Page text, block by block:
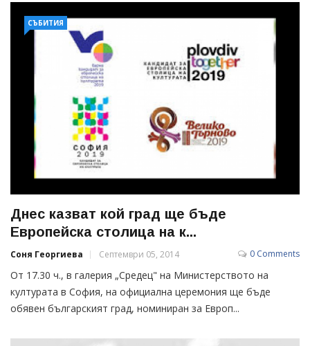
СЪБИТИЯ
Днес казват кой град ще бъде
Европейска столица на к...
Соня Георгиева Септември 05, 2014 0 Comments
От 17.30 ч., в галерия „Средец" на Министерството на
културата в София, на официална церемония ще бъде
обявен българският град, номиниран за Европ...